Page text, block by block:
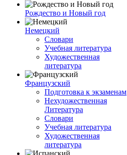
Рождество и Новый год
Немецкий
Словари
Учебная литература
Художественная
литература
Французский
Подготовка к экзаменам
Нехудожественная
Литература
Словари
Учебная литература
Художественная
литература